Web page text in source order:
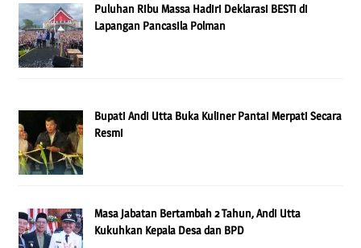
Puluhan Ribu Massa Hadiri Deklarasi BESTi di
Lapangan Pancasila Polman
Bupati Andi Utta Buka Kuliner Pantai Merpati Secara
Resmi
Masa Jabatan Bertambah 2 Tahun, Andi Utta
Kukuhkan Kepala Desa dan BPD